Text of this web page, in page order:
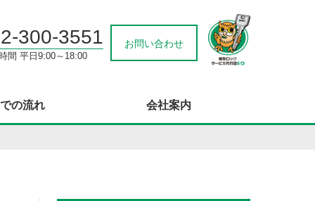
300-3551
間 平日9:00～18:00
お問い合わせ
の流れ 会社案内